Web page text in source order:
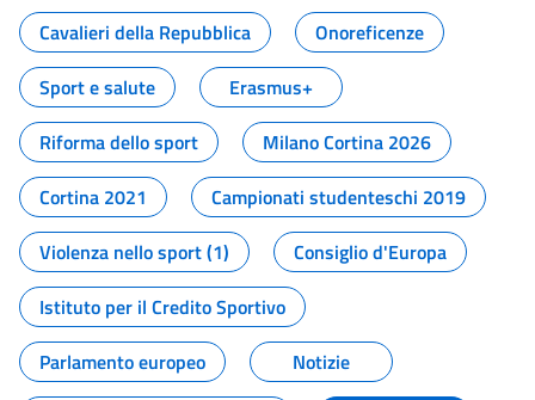
Cavalieri della Repubblica
Onoreficenze
Sport e salute
Erasmus+
Riforma dello sport
Milano Cortina 2026
Cortina 2021
Campionati studenteschi 2019
Violenza nello sport (1)
Consiglio d'Europa
Istituto per il Credito Sportivo
Parlamento europeo
Notizie